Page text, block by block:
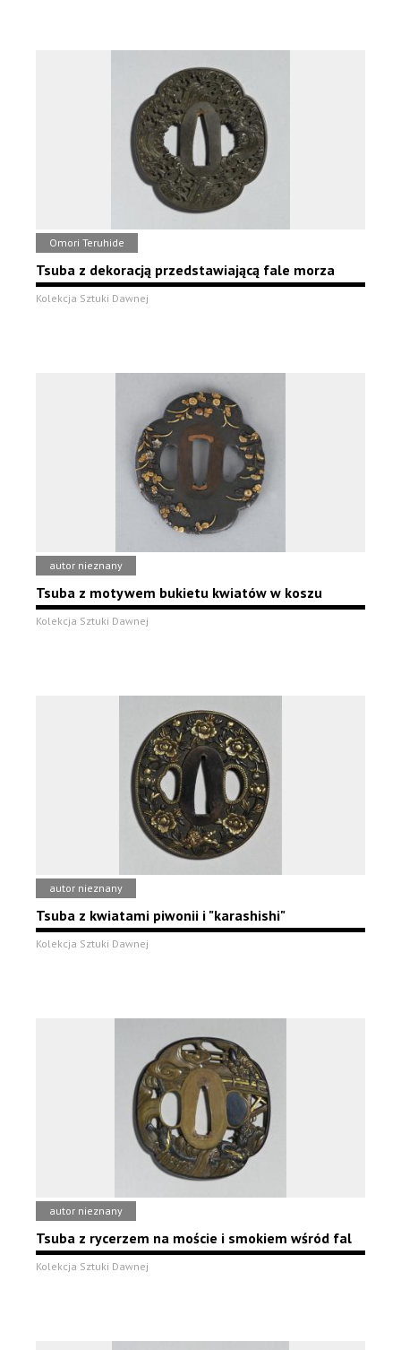
Omori Teruhide
Tsuba z dekoracją przedstawiającą fale morza
Kolekcja Sztuki Dawnej
autor nieznany
Tsuba z motywem bukietu kwiatów w koszu
Kolekcja Sztuki Dawnej
autor nieznany
Tsuba z kwiatami piwonii i "karashishi"
Kolekcja Sztuki Dawnej
autor nieznany
Tsuba z rycerzem na moście i smokiem wśród fal
Kolekcja Sztuki Dawnej